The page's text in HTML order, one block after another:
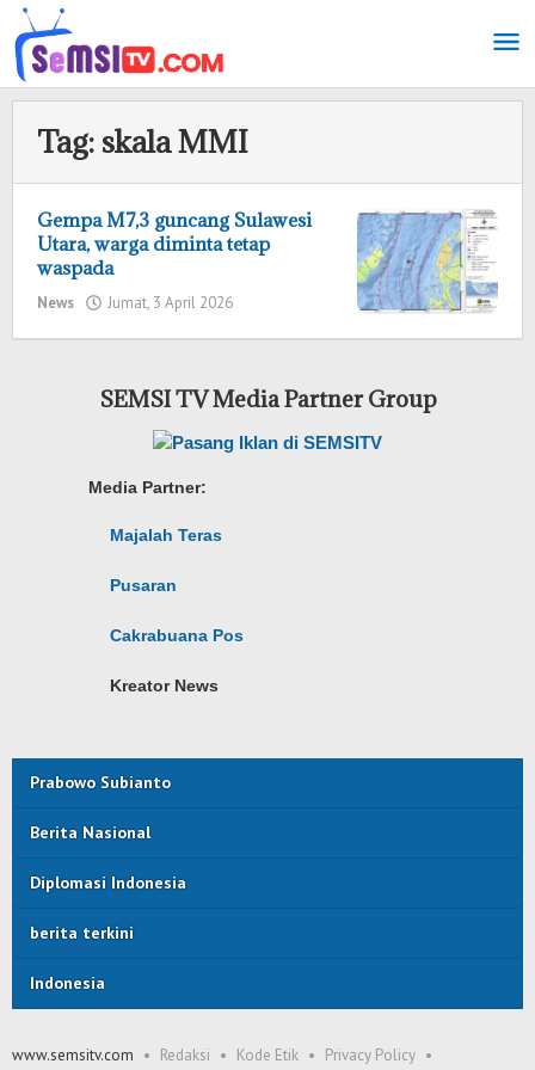
Lewati
ke
konten
Tag: skala MMI
Gempa M7,3 guncang Sulawesi
Utara, warga diminta tetap
waspada
News Jumat, 3 April 2026
SEMSI TV Media Partner Group
Media Partner:
Majalah Teras
Pusaran
Cakrabuana Pos
Kreator News
Prabowo Subianto
Berita Nasional
Diplomasi Indonesia
berita terkini
Indonesia
www.semsitv.com Redaksi Kode Etik
Privacy Policy